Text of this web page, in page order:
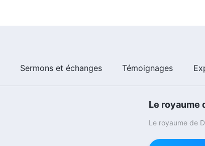
Sermons et échanges Témoignages
Le royaume
Le royaume de